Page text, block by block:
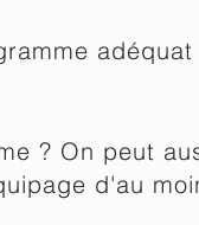
? On peut
d'au